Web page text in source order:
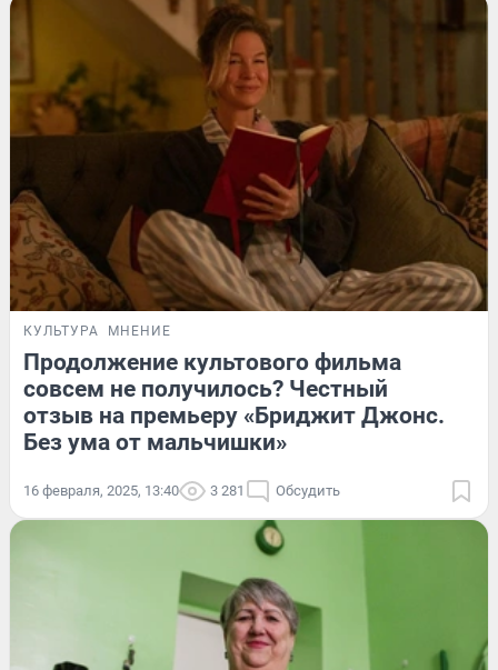
КУЛЬТУРА МНЕНИЕ
Продолжение культового фильма
совсем не получилось? Честный
отзыв на премьеру «Бриджит Джонс.
Без ума от мальчишки»
16 февраля, 2025, 13:40 3 281 Обсудить